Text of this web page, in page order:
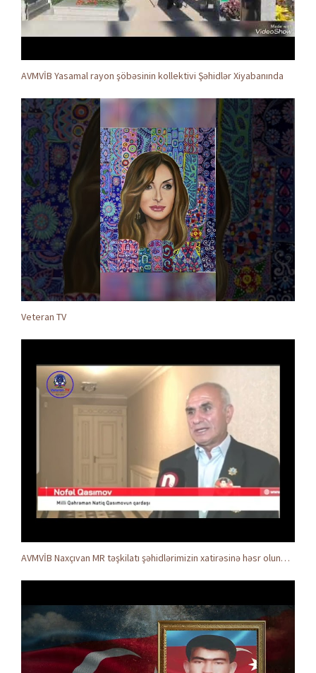
AVMVİB Yasamal rayon şöbəsinin kollektivi Şəhidlər Xiyabanında
Veteran TV
AVMVİB Naxçıvan MR təşkilatı şəhidlərimizin xatirəsinə həsr olunmuş tədbir keçirdi